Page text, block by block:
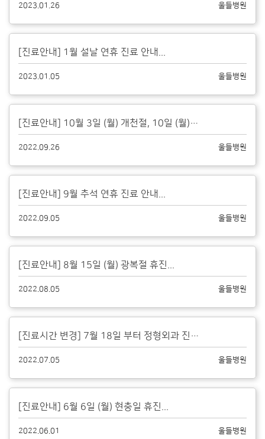
울들병원
2023.01.26
[진료안내] 1월 설날 연휴 진료 안내...
울들병원
2023.01.05
[진료안내] 10월 3일 (월) 개천절, 10일 (월) 대체공휴일 진료 안내...
울들병원
2022.09.26
[진료안내] 9월 추석 연휴 진료 안내...
울들병원
2022.09.05
[진료안내] 8월 15일 (월) 광복절 휴진...
울들병원
2022.08.05
[진료시간 변경] 7월 18일 부터 정형외과 진료 시간이 변경됩니다...
울들병원
2022.07.05
[진료안내] 6월 6일 (월) 현충일 휴진...
울들병원
2022.06.01